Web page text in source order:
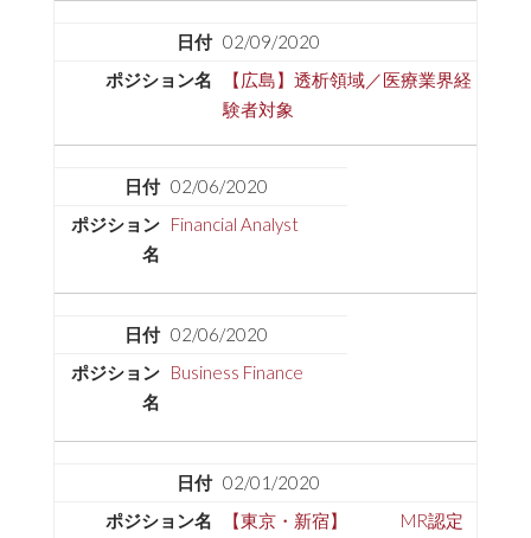
02/09/2020
【広島】透析領域／医療業界経
験者対象
02/06/2020
Financial Analyst
02/06/2020
Business Finance
02/01/2020
【東京・新宿】 MR認定